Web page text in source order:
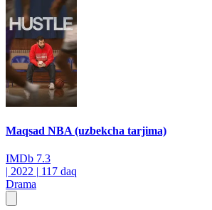
Maqsad NBA (uzbekcha tarjima)
IMDb 7.3
| 2022 | 117 daq
Drama